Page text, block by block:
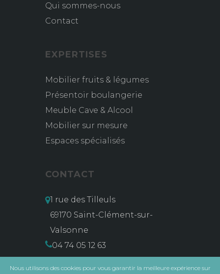
Qui sommes-nous
Contact
EXPERTISES
Mobilier fruits & légumes
Présentoir boulangerie
Meuble Cave & Alcool
Mobilier sur mesure
Espaces spécialisés
CONTACT
1 rue des Tilleuls
69170 Saint-Clément-sur-
Valsonne
04 74 05 12 63
Nous utilisons des cookies pour vous garantir la meilleure expérience sur